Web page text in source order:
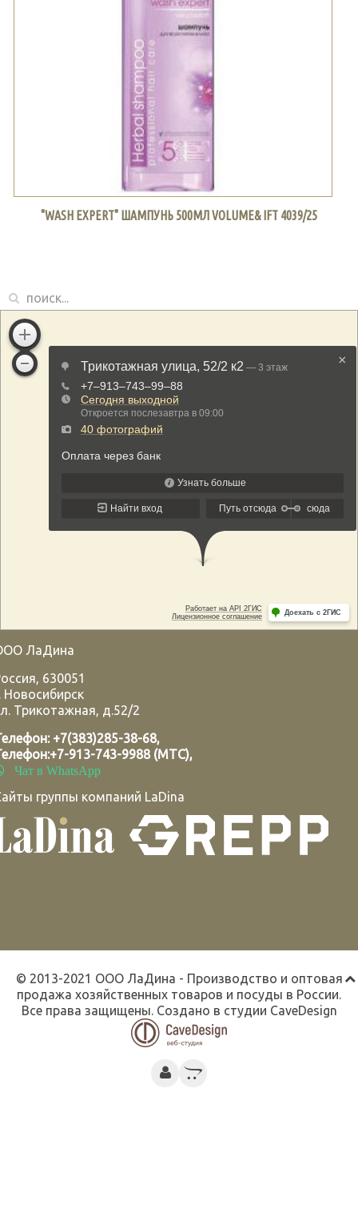
"WASH EXPERT" ШАМПУНЬ 500МЛ VOLUME& IFT 4039/25
ЛаДина
, 630051
Новосибирск
Трикотажная, д.52/2
+7(383)285-38-68,
+7-913-743-9988 (МТС),
Чат в WhatsApp
группы компаний LaDina
© 2013-2021 ООО ЛаДина - Производство и оптовая
продажа хозяйственных товаров и посуды в России.
Все права защищены. Создано в студии CaveDesign